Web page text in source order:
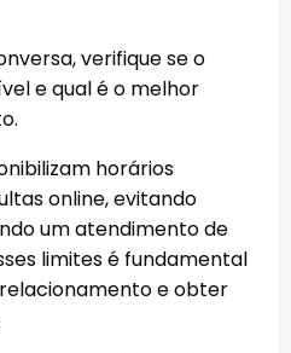
verifique se o
e qual é o melhor
horários
online, evitando
um atendimento de
limites é fundamental
e obter